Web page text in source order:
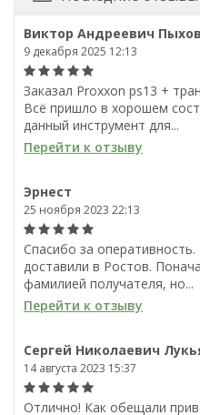
Виктор Андреевич Пыхов
9 декабря 2025 12:13
Заказал Proxxon ps13 +
Всё пришло в хорошем
данный инструмент для...
Перейти к отзыву
Эрнест
25 ноября 2023 22:13
Спасибо за
доставили в Ростов.
фамилией получателя, но...
Перейти к отзыву
Сергей Николаевич
14 августа 2023 15:37
Отлично! Как обещали